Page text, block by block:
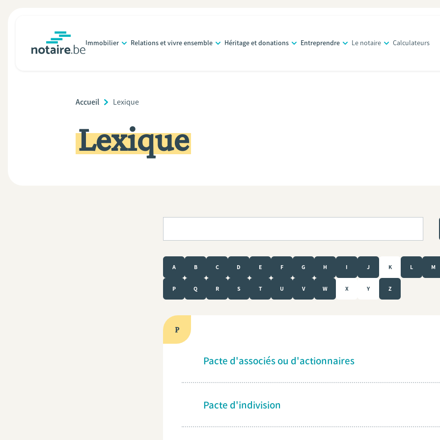
principal
Immobilier Relations et vivre ensemble Héritage et donations Entreprendre Le notaire Calculateurs
Breadcrumb
Accueil
Current
Lexique
Lexique
A B C D E F G H I J K L M
P Q R S T U V W X Y Z
P
Pacte d'associés ou d'actionnaires
Pacte d'indivision